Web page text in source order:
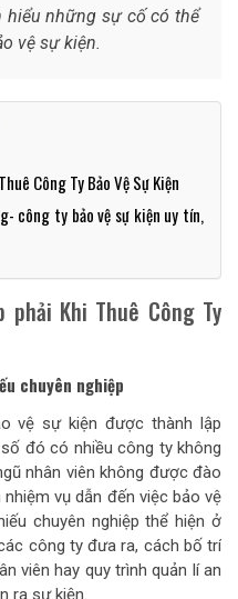
những sự cố có thể
vệ sự kiện.
Công Ty Bảo Vệ Sự Kiện
công ty bảo vệ sự kiện uy tín,
phải Khi Thuê Công Ty
chuyên nghiệp
vệ sự kiện được thành lập
đó có nhiều công ty không
nhân viên không được đào
vụ dẫn đến việc bảo vệ
chuyên nghiệp thể hiện ở
công ty đưa ra, cách bố trí
viên hay quy trình quản lí an
ra sự kiện.